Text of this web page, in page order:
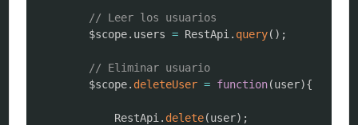
// Leer los usuarios
		$scope
. users = RestApi . query( ) ;
// Eliminar usuario
		$scope
. deleteUser = function(user){
			RestApi
. delete(user) ;